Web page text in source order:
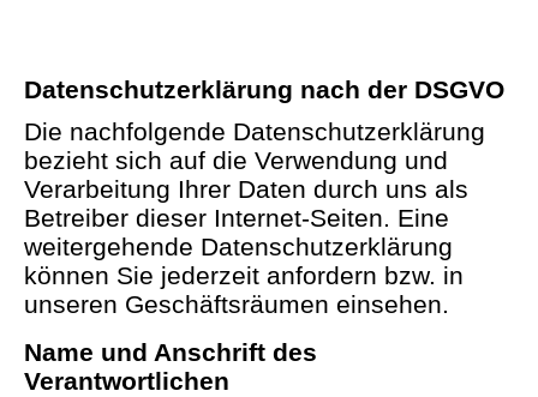
Datenschutzerklärung nach der DSGVO
Die nachfolgende Datenschutzerklärung
bezieht sich auf die Verwendung und
Verarbeitung Ihrer Daten durch uns als
Betreiber dieser Internet-Seiten. Eine
weitergehende Datenschutzerklärung
können Sie jederzeit anfordern bzw. in
unseren Geschäftsräumen einsehen.
Name und Anschrift des
Verantwortlichen